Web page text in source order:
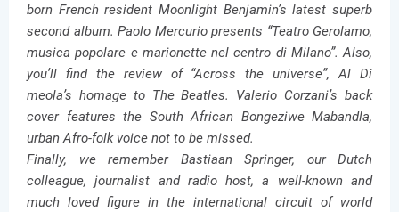
born French resident Moonlight Benjamin’s latest superb
second album. Paolo Mercurio presents “Teatro Gerolamo,
musica popolare e marionette nel centro di Milano”. Also,
you’ll find the review of “Across the universe”, Al Di
meola’s homage to The Beatles. Valerio Corzani’s back
cover features the South African Bongeziwe Mabandla,
urban Afro-folk voice not to be missed.
Finally, we remember Bastiaan Springer, our Dutch
colleague, journalist and radio host, a well-known and
much loved figure in the international circuit of world